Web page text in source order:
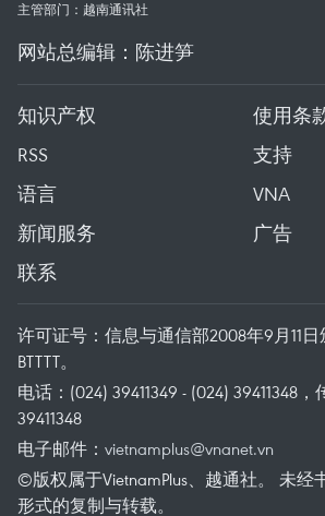
主管部门：越南通讯社
网站总编辑：陈进笋
知识产权
使用条
RSS
支持
语言
VNA
新闻服务
广告
联系
许可证号：信息与通信部2008年9月11日
BTTTT。
电话：(024) 39411349 - (024) 39411348
39411348
电子邮件： vietnamplus@vnanet.vn
©版权属于VietnamPlus、越通社。 未经
形式的复制与转载。